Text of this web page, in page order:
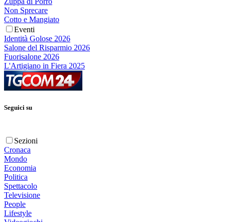
Non Sprecare
Cotto e Mangiato
Eventi
Identità Golose 2026
Salone del Risparmio 2026
Fuorisalone 2026
L'Artigiano in Fiera 2025
Seguici su
Sezioni
Cronaca
Mondo
Economia
Politica
Spettacolo
Televisione
People
Lifestyle